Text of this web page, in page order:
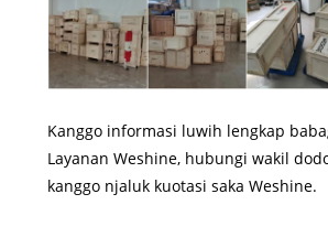
Kanggo informasi luwih lengkap
Layanan Weshine, hubungi wakil
kanggo njaluk kuotasi saka Weshine.